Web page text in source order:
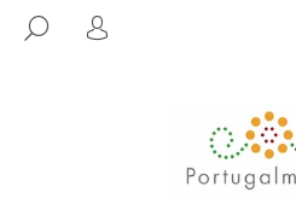
HLEDAT
PŘIHLÁŠENÍ